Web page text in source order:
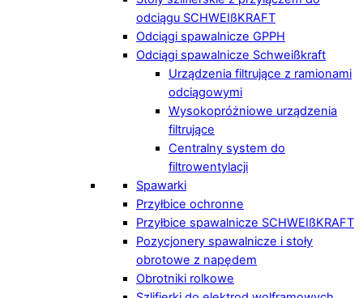
odciągu SCHWEIßKRAFT
Odciągi spawalnicze GPPH
Odciągi spawalnicze Schweißkraft
Urządzenia filtrujące z ramionami
odciągowymi
Wysokopróżniowe urządzenia
filtrujące
Centralny system do
filtrowentylacji
Spawarki
Przyłbice ochronne
Przyłbice spawalnicze SCHWEIßKRAFT
Pozycjonery spawalnicze i stoły
obrotowe z napędem
Obrotniki rolkowe